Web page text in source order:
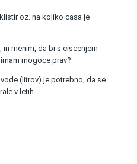
oz. na koliko casa je
in menim, da bi s ciscenjem
mogoce prav?
(litrov) je potrebno, da se
v letih.